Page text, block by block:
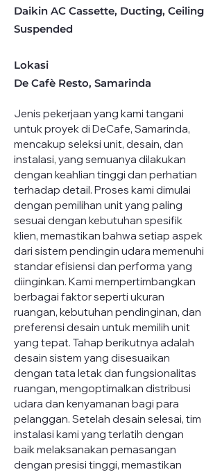
Daikin AC Cassette, Ducting, Ceiling
Suspended
Lokasi
De Cafè Resto, Samarinda
Jenis pekerjaan yang kami tangani
untuk proyek di DeCafe, Samarinda,
mencakup seleksi unit, desain, dan
instalasi, yang semuanya dilakukan
dengan keahlian tinggi dan perhatian
terhadap detail. Proses kami dimulai
dengan pemilihan unit yang paling
sesuai dengan kebutuhan spesifik
klien, memastikan bahwa setiap aspek
dari sistem pendingin udara memenuhi
standar efisiensi dan performa yang
diinginkan. Kami mempertimbangkan
berbagai faktor seperti ukuran
ruangan, kebutuhan pendinginan, dan
preferensi desain untuk memilih unit
yang tepat. Tahap berikutnya adalah
desain sistem yang disesuaikan
dengan tata letak dan fungsionalitas
ruangan, mengoptimalkan distribusi
udara dan kenyamanan bagi para
pelanggan. Setelah desain selesai, tim
instalasi kami yang terlatih dengan
baik melaksanakan pemasangan
dengan presisi tinggi, memastikan